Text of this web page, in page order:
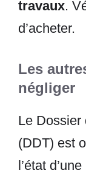
travaux.
d’acheter.
Les
négliger
Le Dossier
(DDT) est
l’état